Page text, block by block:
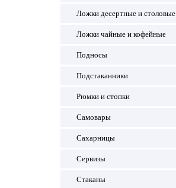
Ложки десертные и столовые
Ложки чайные и кофейные
Подносы
Подстаканники
Рюмки и стопки
Самовары
Сахарницы
Сервизы
Стаканы